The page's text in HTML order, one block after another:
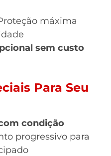
máxima
sem custo
Para Seu
condição
progressivo para